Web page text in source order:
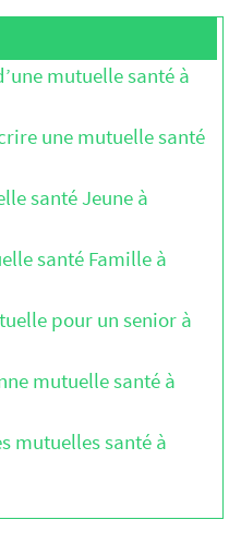
mutuelle santé à
une mutuelle santé
santé Jeune à
santé Famille à
pour un senior à
mutuelle santé à
mutuelles santé à